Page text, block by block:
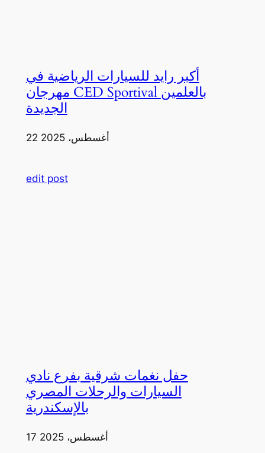
أكبر رايد للسيارات الرياضية في
مهرجان CED Sportival بالعلمين
الجديدة
22 أغسطس، 2025
edit post
حفل نغمات شرقية بفرع نادي
السيارات والرحلات المصري
بالإسكندرية
17 أغسطس، 2025